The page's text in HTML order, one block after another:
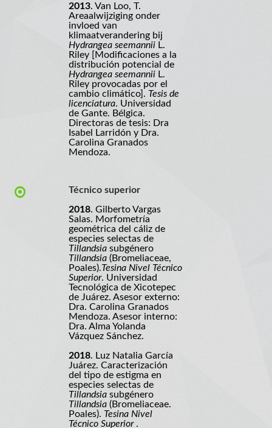
2013. Van Loo, T.
Areaalwijziging onder
invloed van
klimaatverandering bij
Hydrangea seemannii L.
Riley [Modificaciones a la
distribución potencial de
Hydrangea seemannii L.
Riley provocadas por el
cambio climático]. Tesis de
licenciatura. Universidad
de Gante. Bélgica.
Directoras de tesis: Dra
Isabel Larridón y Dra.
Carolina Granados
Mendoza.
Técnico superior
2018. Gilberto Vargas
Salas. Morfometría
geométrica del cáliz de
especies selectas de
Tillandsia subgénero
Tillandsia (Bromeliaceae,
Poales).Tesina Nivel Técnico
Superior. Universidad
Tecnológica de Xicotepec
de Juárez. Asesor externo:
Dra. Carolina Granados
Mendoza. Asesor interno:
Dra. Alma Yolanda
Vázquez Sánchez.
2018. Luz Natalia García
Juárez. Caracterización
del tipo de estigma en
especies selectas de
Tillandsia subgénero
Tillandsia (Bromeliaceae.
Poales). Tesina Nivel
Técnico Superior .